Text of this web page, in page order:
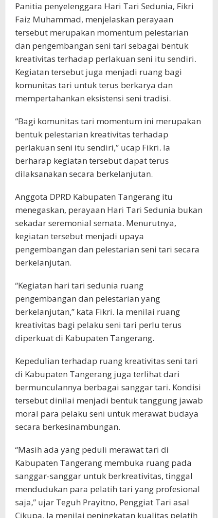
Panitia penyelenggara Hari Tari Sedunia, Fikri
Faiz Muhammad, menjelaskan perayaan
tersebut merupakan momentum pelestarian
dan pengembangan seni tari sebagai bentuk
kreativitas terhadap perlakuan seni itu sendiri.
Kegiatan tersebut juga menjadi ruang bagi
komunitas tari untuk terus berkarya dan
mempertahankan eksistensi seni tradisi.
“Bagi komunitas tari momentum ini merupakan
bentuk pelestarian kreativitas terhadap
perlakuan seni itu sendiri,” ucap Fikri. Ia
berharap kegiatan tersebut dapat terus
dilaksanakan secara berkelanjutan.
Anggota DPRD Kabupaten Tangerang itu
menegaskan, perayaan Hari Tari Sedunia bukan
sekadar seremonial semata. Menurutnya,
kegiatan tersebut menjadi upaya
pengembangan dan pelestarian seni tari secara
berkelanjutan.
“Kegiatan hari tari sedunia ruang
pengembangan dan pelestarian yang
berkelanjutan,” kata Fikri. Ia menilai ruang
kreativitas bagi pelaku seni tari perlu terus
diperkuat di Kabupaten Tangerang.
Kepedulian terhadap ruang kreativitas seni tari
di Kabupaten Tangerang juga terlihat dari
bermunculannya berbagai sanggar tari. Kondisi
tersebut dinilai menjadi bentuk tanggung jawab
moral para pelaku seni untuk merawat budaya
secara berkesinambungan.
“Masih ada yang peduli merawat tari di
Kabupaten Tangerang membuka ruang pada
sanggar-sanggar untuk berkreativitas, tinggal
mendudukan para pelatih tari yang profesional
saja,” ujar Teguh Prayitno, Penggiat Tari asal
Cikupa. Ia menilai peningkatan kualitas pelatih